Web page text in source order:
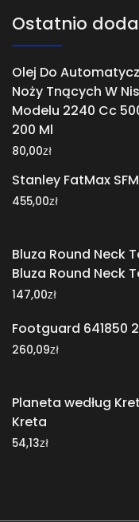
Ostatnio
Olej Do
Noży Tnących W
Modelu 2240 Cc
200 Ml
80,00zł
Stanley FatMax
455,00zł
Bluza Round Neck
Bluza Round Neck
147,00zł
Footguard 641850
260,09zł
Planeta według
Kreta
54,13zł